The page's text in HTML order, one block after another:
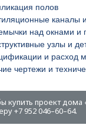
полов
каналы
над окнами и
узлы и
и расход
чертежи и
купить проект дома
+7 952 046–60–64.